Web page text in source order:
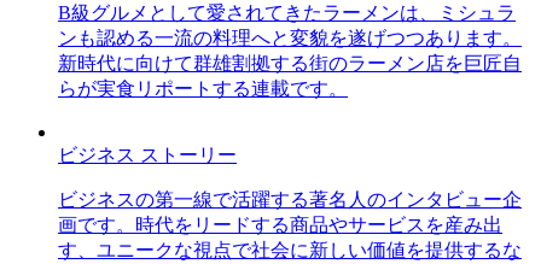
B級グルメとして愛されてきたラーメンは、ミシュラ
ンも認める一流の料理へと変貌を遂げつつあります。
新時代に向けて群雄割拠する街のラーメン店を巨匠自
らが実食リポートする連載です。
ビジネス ストーリー
ビジネスの第一線で活躍する著名人のインタビュー企
画です。時代をリードする商品やサービスを産み出
す、ユニークな視点で社会に新しい価値を提供するな